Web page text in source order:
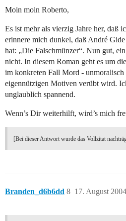
Moin moin Roberto,
Es ist mehr als vierzig Jahre her, daß
erinnere mich dunkel, daß André
hat: „Die Falschmünzer“. Nun gut,
nicht. In diesem Roman geht es um
im konkreten Fall Mord - unmoralisch
eigennützigen Motiven verübt wird.
unglaublich spannend.
Wenn’s Dir weiterhilft, wird’s mich
[Bei dieser Antwort wurde das Vollzitat
Branden_d6b6dd 17. August
8